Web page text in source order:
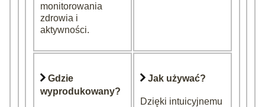
monitorowania
zdrowia i
aktywności.
Gdzie
wyprodukowany?
Jak używać?
Dzięki intuicyjnemu